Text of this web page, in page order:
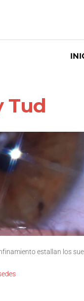
Tud
estallan los